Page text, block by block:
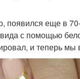
еще в
с помощью
и теперь мы